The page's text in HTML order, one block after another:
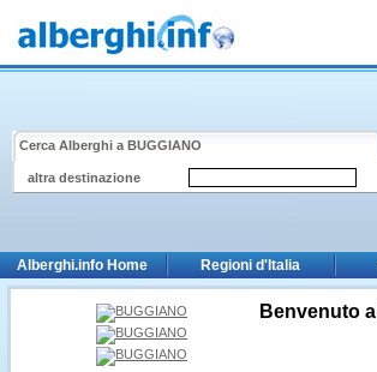
Cerca Alberghi a BUGGIANO
altra destinazione
Alberghi.info Home Regioni d'Italia
Benvenuto a